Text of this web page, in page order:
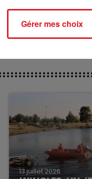
13 juillet 2026
Gérer mes choix